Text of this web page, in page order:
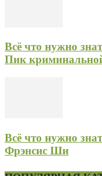
Всё что нужно
Пик
Всё что нужно
Фрэнсис Ши